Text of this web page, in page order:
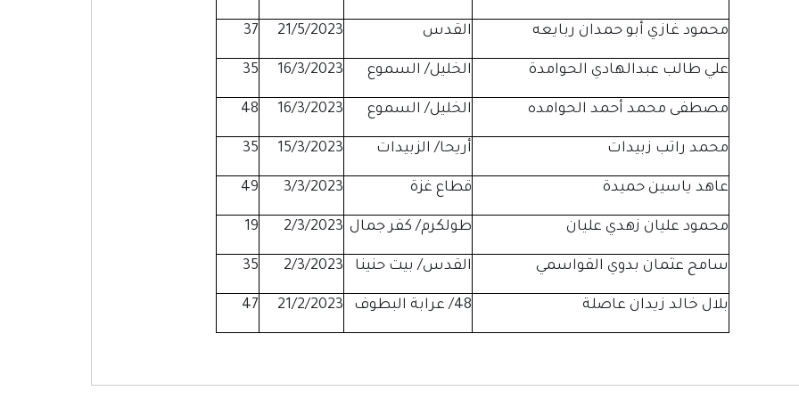
محمود غازي أبو حمدان ربايعه القدس 21/5/2023
37
علي طالب عبدالهادي الحوامدة الخليل/ السموع 16/3/2023
35
مصطفى محمد أحمد الحوامده الخليل/ السموع 16/3/2023
48
محمد راتب زبيدات أريحا/ الزبيدات 15/3/2023
35
عاهد ياسين حميدة قطاع غزة 3/3/2023
49
محمود عليان زهدي عليان طولكرم/ كفر جمال 2/3/2023
19
سامح عثمان بدوي القواسمي القدس/ بيت حنينا 2/3/2023
35
بلال خالد زيدان عاصلة 48/ عرابة البطوف 21/2/2023
47